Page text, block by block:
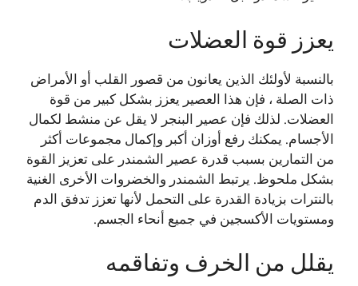
يعزز قوة العضلات
بالنسبة لأولئك الذين يعانون من قصور القلب أو الأمراض
ذات الصلة ، فإن هذا العصير يعزز بشكل كبير من قوة
العضلات. لذلك فإن عصير البنجر لا يقل عن منشط لكمال
الأجسام. يمكنك رفع أوزان أكبر وإكمال مجموعات أكثر
من التمارين بسبب قدرة عصير الشمندر على تعزيز القوة
بشكل ملحوظ. يرتبط الشمندر والخضروات الأخرى الغنية
بالنترات بزيادة القدرة على التحمل لأنها تعزز تدفق الدم
ومستويات الأكسجين في جميع أنحاء الجسم.
يقلل من الخرف وتفاقمه